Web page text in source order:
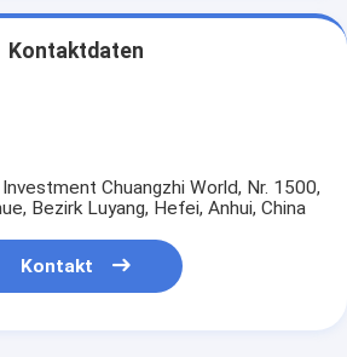
Kontaktdaten
Chuangzhi World, Nr. 1500,
Bezirk Luyang, Hefei, Anhui, China
Kontakt